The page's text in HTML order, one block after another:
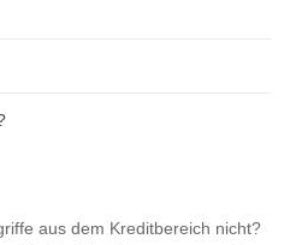
aus dem Kreditbereich nicht?